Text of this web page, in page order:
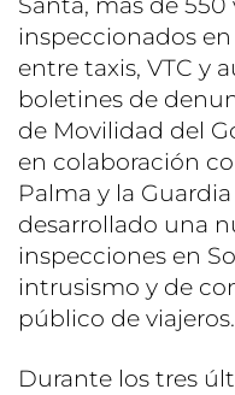
Santa, más de
inspeccionados
entre taxis, VTC y
boletines de
de Movilidad del
en colaboración
Palma y la
desarrollado una
inspecciones en
intrusismo y de
público de viajeros.
Durante los tres